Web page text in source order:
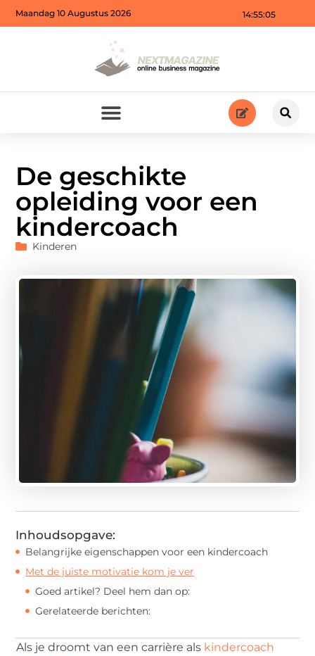
14:55:06
Maandag 10 Augustus 2026
De geschikte
opleiding voor een
kindercoach
Kinderen
Inhoudsopgave:
Belangrijke eigenschappen voor een kindercoach
Met de juiste motivatie kom je ver
Goed artikel? Deel hem dan op:
Gerelateerde berichten:
Als je droomt van een carrière als kindercoach